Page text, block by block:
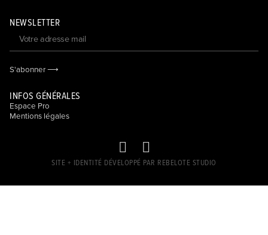
INFOS GÉNÉRALES
Espace Pro
Mentions légales
NEWSLETTER
S'abonner ⟶
SITE + IDENTITÉ DÉVELOPPÉ PAR REBELOTE STUDIO